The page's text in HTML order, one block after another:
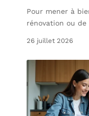
Pour mener à
rénovation ou
26 juillet 2026